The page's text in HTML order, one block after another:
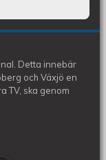
Detta innebär
och Växjö en
TV, ska genom